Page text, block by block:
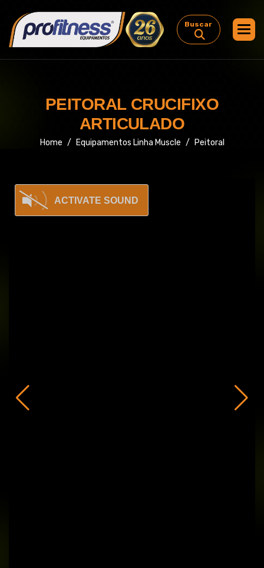
Buscar
PEITORAL CRUCIFIXO
ARTICULADO
Home Equipamentos Linha Muscle Peitoral